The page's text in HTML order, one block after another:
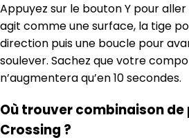
Appuyez sur le bouton Y pour aller
agit comme une surface, la tige
direction puis une boucle pour
soulever. Sachez que votre
n’augmentera qu’en 10 secondes.
Où trouver combinaison
Crossing ?